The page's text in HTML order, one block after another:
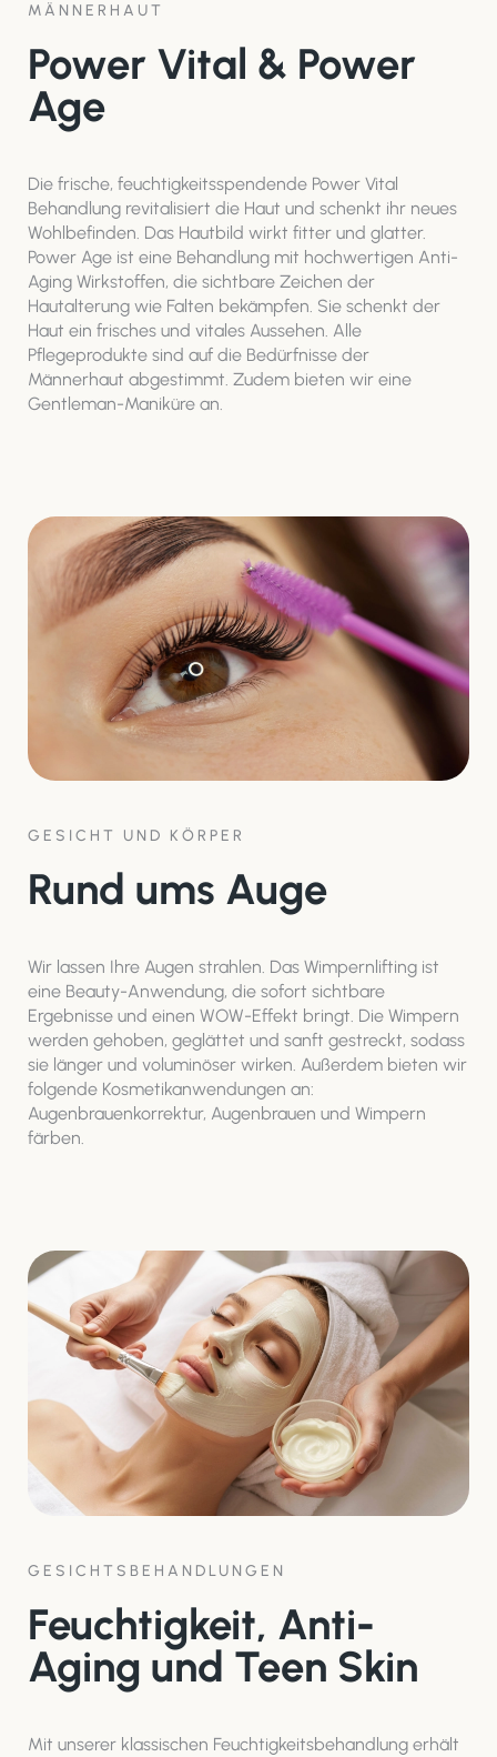
MÄNNERHAUT
Power Vital & Power
Age
Die frische, feuchtigkeitsspendende Power Vital
Behandlung revitalisiert die Haut und schenkt ihr neues
Wohlbefinden. Das Hautbild wirkt fitter und glatter.
Power Age ist eine Behandlung mit hochwertigen Anti-
Aging Wirkstoffen, die sichtbare Zeichen der
Hautalterung wie Falten bekämpfen. Sie schenkt der
Haut ein frisches und vitales Aussehen. Alle
Pflegeprodukte sind auf die Bedürfnisse der
Männerhaut abgestimmt. Zudem bieten wir eine
Gentleman-Maniküre an.
GESICHT UND KÖRPER
Rund ums Auge
Wir lassen Ihre Augen strahlen. Das Wimpernlifting ist
eine Beauty-Anwendung, die sofort sichtbare
Ergebnisse und einen WOW-Effekt bringt. Die Wimpern
werden gehoben, geglättet und sanft gestreckt, sodass
sie länger und voluminöser wirken. Außerdem bieten wir
folgende Kosmetikanwendungen an:
Augenbrauenkorrektur, Augenbrauen und Wimpern
färben.
GESICHTSBEHANDLUNGEN
Feuchtigkeit, Anti-
Aging und Teen Skin
Mit unserer klassischen Feuchtigkeitsbehandlung erhält